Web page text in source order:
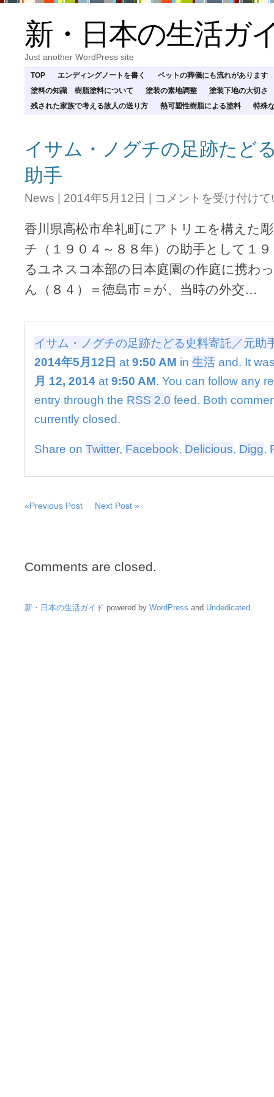
新・日本の生活ガ
Just another WordPress site
TOP エンディングノートを書く
ペットの葬儀にも流れがあります
塗料の知識 樹脂塗料について
塗装の素地調整
塗装下地の大切さ
残された家族で考える故人の送り方
熱可塑性樹脂による塗料 特殊
イサム・ノグチの足跡たど
助手
News | 2014年5月12日 | イ
ノ
グ
チ
の
跡
史
寄
託
元
コメントを受け付け
香川県高松市牟礼町にアトリエを構えた
チ（１９０４～８８年）の助手として１
るユネスコ本部の日本庭園の作庭に携わ
ん（８４）＝徳島市＝が、当時の外交…
イサム・ノグチの足跡たどる史料寄託／元助
2014年5月12日 at 9:50 AM in 生活 and. It
月 12, 2014 at 9:50 AM. You can follow any
entry through the RSS 2.0 feed. Both
currently closed.
Share on Twitter, Facebook, Delicious, Digg,
«Previous Post Next Post »
Comments are closed.
新・日本の生活ガイド powered by WordPress and Undedicated.